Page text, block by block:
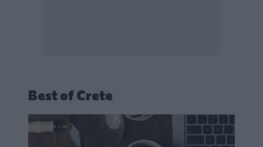
Best of Crete